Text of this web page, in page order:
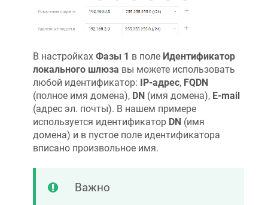
В настройках Фазы 1 в поле Идентификатор
локального шлюза вы можете использовать
любой идентификатор: IP-адрес, FQDN
(полное имя домена), DN (имя домена), E-mail
(адрес эл. почты). В нашем примере
используется идентификатор DN (имя
домена) и в пустое поле идентификатора
вписано произвольное имя.
Важно